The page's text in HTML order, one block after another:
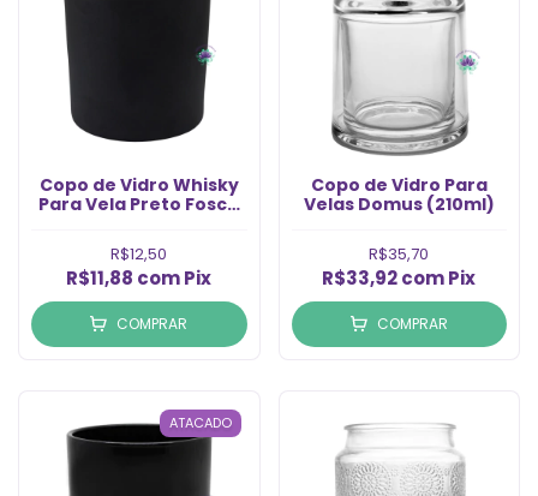
Copo de Vidro Whisky
Para Vela Preto Fosco
R$12,50
R$11,88 comPix
COMPRAR
Copo de Vidro Para
Velas Domus (210ml)
R$35,70
R$33,92comPix
COMPRAR
ATACADO